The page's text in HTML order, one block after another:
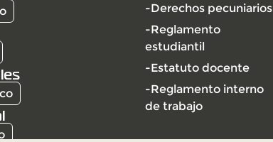
-Derechos pecuniarios
-Reglamento
estudiantil
-Estatuto docente
-Reglamento interno
de trabajo